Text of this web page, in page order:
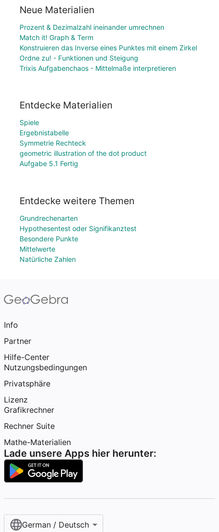
Neue Materialien
Prozent & Dezimalzahl ineinander umrechnen
Match it! Graph & Term
Konstruieren das Inverse eines Punktes mit einem Zirkel
Ordne zu! - Funktionen und Steigung
Trixis Aufgabenchaos - Mittelmaße interpretieren
Entdecke Materialien
Spiele
Ergebnistabelle
Symmetrie Rechteck
geometric illustration of the dot product
Aufgabe 5.1 Fertig
Entdecke weitere Themen
Grundrechenarten
Hypothesentest oder Signifikanztest
Besondere Punkte
Mittelwerte
Natürliche Zahlen
Info
Partner
Hilfe-Center
Nutzungsbedingungen
Privatsphäre
Lizenz
Grafikrechner
Rechner Suite
Mathe-Materialien
Lade unsere Apps hier herunter:
German / Deutsch